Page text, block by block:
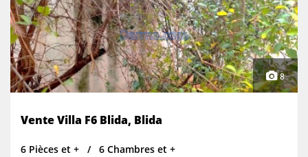
8
Vente Villa F6 Blida, Blida
6 Pièces et +
6 Chambres et +